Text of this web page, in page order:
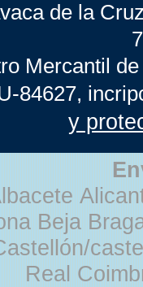
de la
Mercantil
84627,
y
Beja
Real